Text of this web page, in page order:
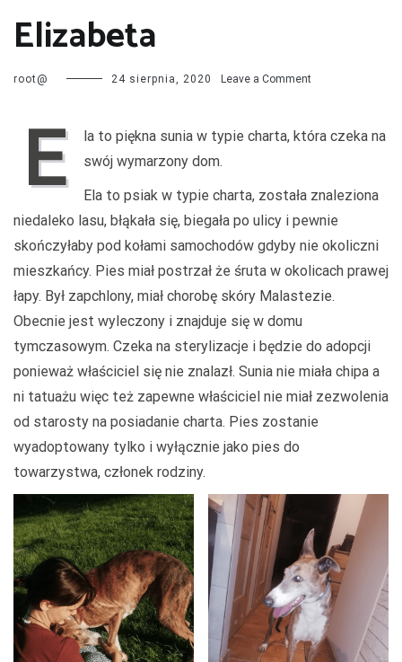
Elizabeta
root@ 24 sierpnia, 2020 Leave a Commenton
E
la to piękna sunia w typie charta, która czeka na
swój wymarzony dom.
Ela to psiak w typie charta, została znaleziona
niedaleko lasu, błąkała się, biegała po ulicy i pewnie
skończyłaby pod kołami samochodów gdyby nie okoliczni
mieszkańcy. Pies miał postrzał że śruta w okolicach prawej
łapy. Był zapchlony, miał chorobę skóry Malastezie.
Obecnie jest wyleczony i znajduje się w domu
tymczasowym. Czeka na sterylizacje i będzie do adopcji
ponieważ właściciel się nie znalazł. Sunia nie miała chipa a
ni tatuażu więc też zapewne właściciel nie miał zezwolenia
od starosty na posiadanie charta. Pies zostanie
wyadoptowany tylko i wyłącznie jako pies do
towarzystwa, członek rodziny.